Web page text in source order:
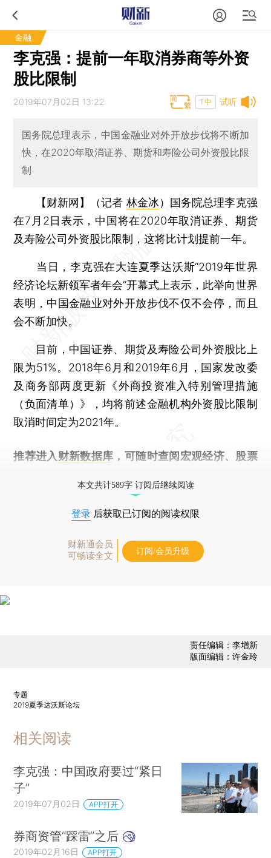
金融
李克强：提前一年取消券商等外资
股比限制
试听
2019年07月02日 13:22 T中
国务院总理表示，中国金融业对外开放步伐将不断加
快，在2020年取消证券、期货和寿险公司外资股比限
制
【财新网】（记者 林金冰） 国务院总理李克强
在7月2日表示，中国将在2020年取消证券、期货
及寿险公司外资股比限制，这将比计划提前一年。
当日，李克强在大连夏季达沃斯“2019年世界
经济论坛新领军者年会”开幕式上表示，此举向世界
表明，中国金融业对外开放步伐不仅不会停，而且
会不断加快。
目前，中国证券、期货及寿险公司外资股比上
限为51%。2018年6月和2019年6月，国家发改委
及商务部两度更新《外商投资准入特别管理措施
（负面清单）》，均将前述金融机构外资股比限制
取消时间定为2021年。
推荐进入 财新数据库 ，可随时查阅宏观经济、股票
本文共计589字 订阅后继续阅读
登录 后获取已订阅的阅读权限
财新通会员
可畅读全文
订阅/会员升级
责任编辑：李增新
版面编辑：许金玲
专题
2019夏季达沃斯论坛
相关阅读
李克强：中国政府要过“紧日
子”
2019年07月02日 APP打开
券商资管“踩雷”之后
2019年02月16日 APP打开